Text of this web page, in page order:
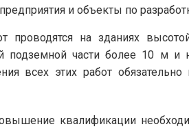
и объекты по
проводятся на зданиях
подземной части более 10 м и
всех этих работ
квалификации